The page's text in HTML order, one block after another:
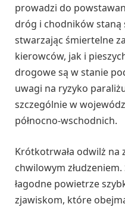
prowadzi do
dróg i chodników staną
stwarzając śmiertelne
kierowców, jak i
drogowe są w stanie
uwagi na ryzyko
szczególnie w
północno-wschodnich.
Krótkotrwała odwilż na
chwilowym
łagodne powietrze
zjawiskom, które